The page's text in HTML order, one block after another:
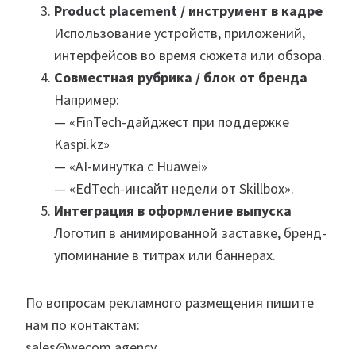
Product placement / инструмент в кадре
Использование устройств, приложений,
интерфейсов во время сюжета или обзора.
Совместная рубрика / блок от бренда
Например:
— «FinTech-дайджест при поддержке
Kaspi.kz»
— «AI-минутка с Huawei»
— «EdTech-инсайт недели от Skillbox».
Интеграция в оформление выпуска
Логотип в анимированной заставке, бренд-
упоминание в титрах или баннерах.
По вопросам рекламного размещения пишите
нам по контактам: